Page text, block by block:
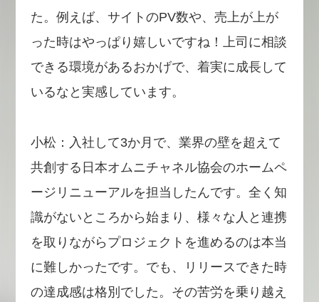
た。例えば、サイトのPV数や、売上が上が
った時はやっぱり嬉しいですね！上司に相談
できる環境があるおかげで、着実に成長して
いるなと実感しています。
小松：入社して3か月で、業界の壁を超えて
共創する日本オムニチャネル協会のホームペ
ージリニューアルを担当したんです。全く知
識がないところから始まり、様々な人と連携
を取りながらプロジェクトを進めるのは本当
に難しかったです。でも、リリースできた時
の達成感は格別でした。その苦労を乗り越え